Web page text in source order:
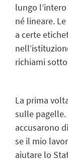
lungo
né lineare.
a certe
richiami
La prima
sulle
accusarono
se il mio
aiutare lo